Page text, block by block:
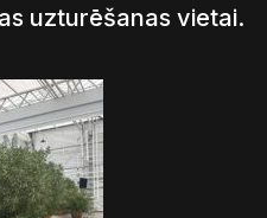
uzturēšanas vietai.